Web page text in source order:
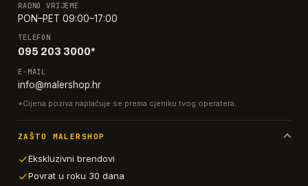
RADNO VRIJEME
PON–PET 09:00–17:00
TELEFON
095 203 3000*
E-MAIL
info@malershop.hr
*Cijena poziva naplaćuje se prema cjeniku tvog operatera.
ZAŠTO MALERSHOP
Ekskluzivni brendovi
Povrat u roku 30 dana